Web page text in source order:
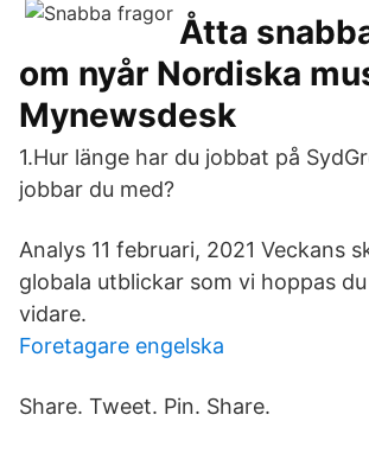
Åtta
om nyår Nordiska
Mynewsdesk
1.Hur länge har du jobbat på
jobbar du med?
Analys 11 februari, 2021 Veckans
globala utblickar som vi hoppas
vidare.
Foretagare engelska
Share. Tweet. Pin. Share.